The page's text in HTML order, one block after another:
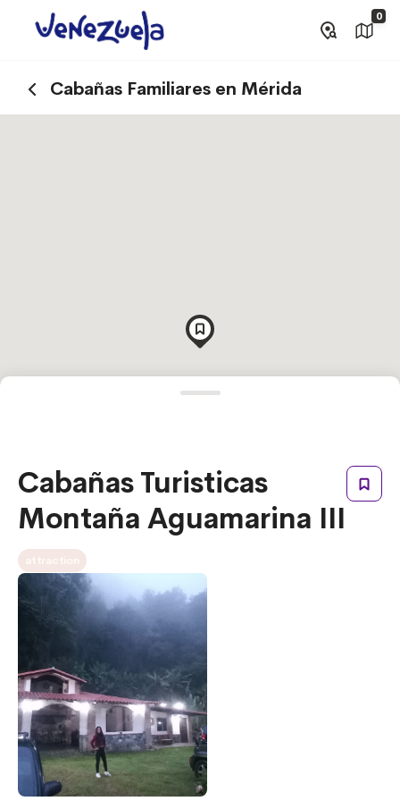
0
Cabañas Familiares en Mérida
Cabañas Turisticas
Montaña Aguamarina III